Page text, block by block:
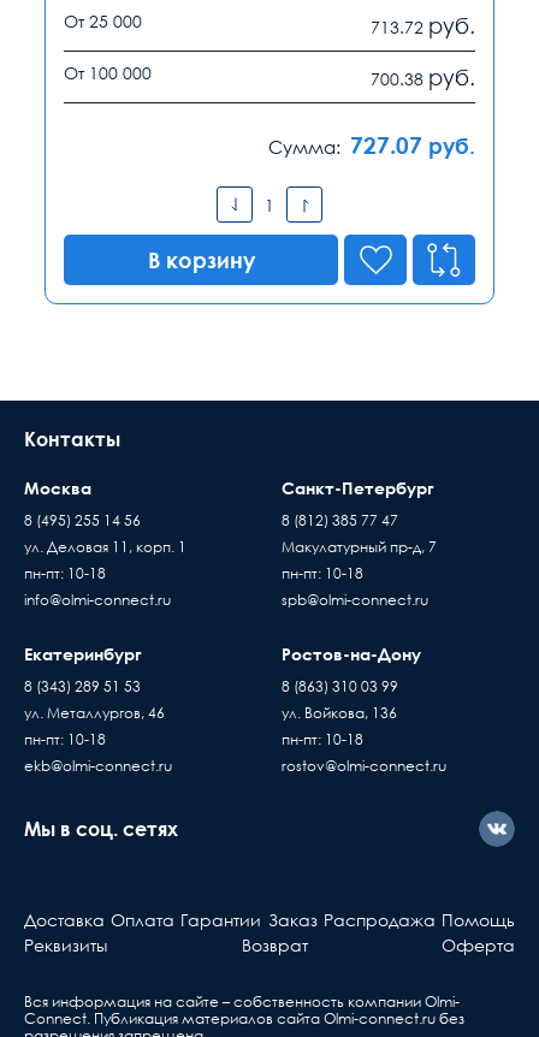
От 25 000 713.72 руб.
От 100 000 700.38 руб.
Сумма: 727.07 руб.
В корзину
Контакты
Москва
8 (495) 255 14 56
ул. Деловая 11, корп. 1
пн-пт: 10-18
info@olmi-connect.ru
Санкт-Петербург
8 (812) 385 77 47
Макулатурный пр-д, 7
пн-пт: 10-18
spb@olmi-connect.ru
Екатеринбург
8 (343) 289 51 53
ул. Металлургов, 46
пн-пт: 10-18
ekb@olmi-connect.ru
Ростов-на-Дону
8 (863) 310 03 99
ул. Войкова, 136
пн-пт: 10-18
rostov@olmi-connect.ru
Мы в соц. сетях
Доставка Оплата Гарантии Заказ Распродажа Помощь
Реквизиты
Возврат Оферта
Вся информация на сайте – собственность компании Olmi-
Сonnect. Публикация материалов сайта Olmi-connect.ru без